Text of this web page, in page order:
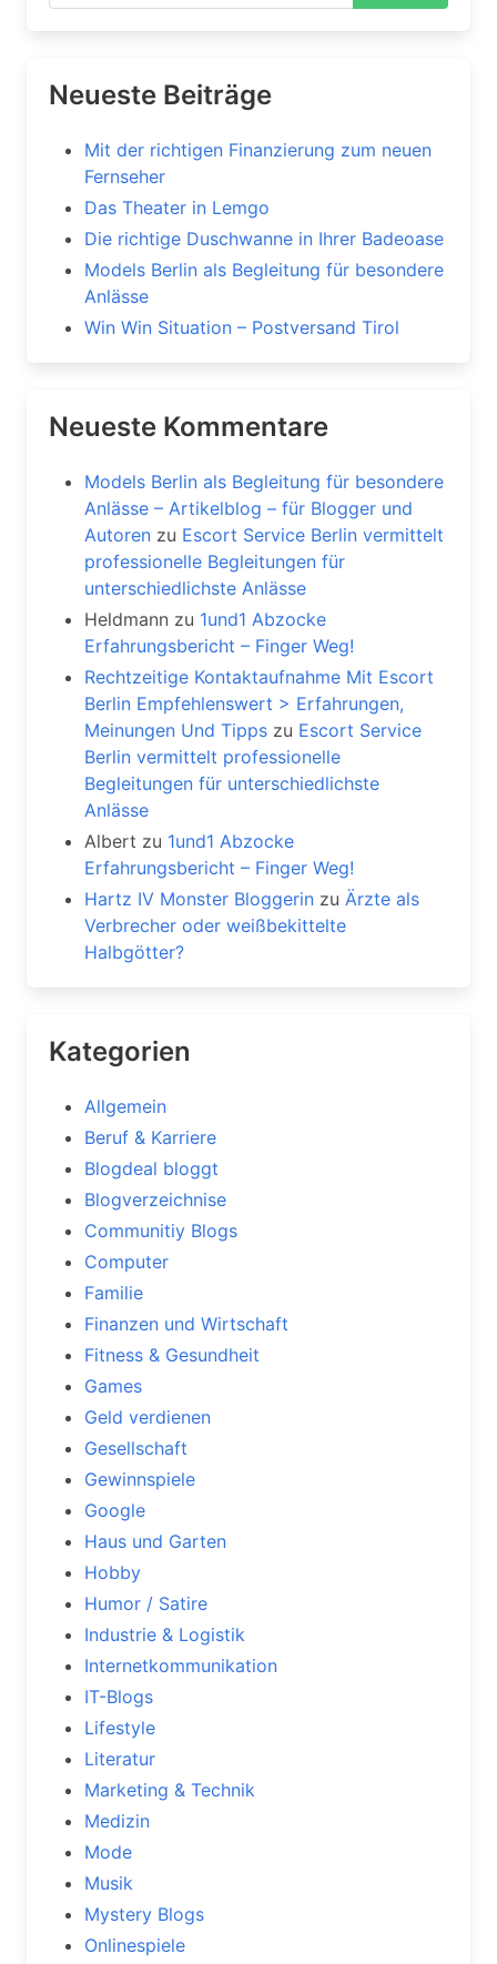
Neueste Beiträge
Mit der richtigen Finanzierung zum neuen
Fernseher
Das Theater in Lemgo
Die richtige Duschwanne in Ihrer Badeoase
Models Berlin als Begleitung für besondere
Anlässe
Win Win Situation – Postversand Tirol
Neueste Kommentare
Models Berlin als Begleitung für besondere
Anlässe – Artikelblog – für Blogger und
Autoren zu Escort Service Berlin vermittelt
professionelle Begleitungen für
unterschiedlichste Anlässe
Heldmann zu 1und1 Abzocke
Erfahrungsbericht – Finger Weg!
Rechtzeitige Kontaktaufnahme Mit Escort
Berlin Empfehlenswert > Erfahrungen,
Meinungen Und Tipps zu Escort Service
Berlin vermittelt professionelle
Begleitungen für unterschiedlichste
Anlässe
Albert zu 1und1 Abzocke
Erfahrungsbericht – Finger Weg!
Hartz IV Monster Bloggerin zu Ärzte als
Verbrecher oder weißbekittelte
Halbgötter?
Kategorien
Allgemein
Beruf & Karriere
Blogdeal bloggt
Blogverzeichnise
Communitiy Blogs
Computer
Familie
Finanzen und Wirtschaft
Fitness & Gesundheit
Games
Geld verdienen
Gesellschaft
Gewinnspiele
Google
Haus und Garten
Hobby
Humor / Satire
Industrie & Logistik
Internetkommunikation
IT-Blogs
Lifestyle
Literatur
Marketing & Technik
Medizin
Mode
Musik
Mystery Blogs
Onlinespiele